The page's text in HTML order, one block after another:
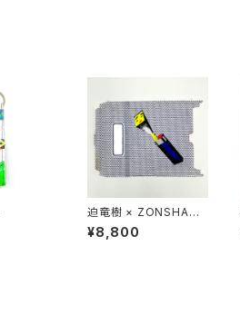
迫竜樹 × ZONSHANG
コラボスクリーンプリン
ト作品
¥8,800